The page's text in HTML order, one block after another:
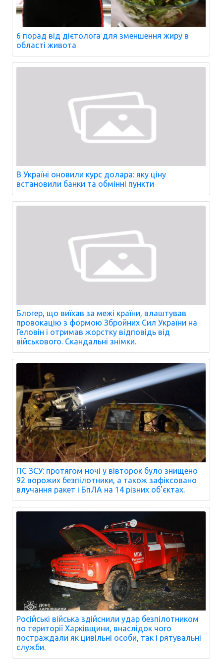
6 порад від дієтолога для зменшення жиру в
області живота
В Україні оновили курс долара: яку ціну
встановили банки та обмінні пункти
Блогер, що виїхав за межі країни, влаштував
провокацію з формою Збройних Сил України на
Геловін і отримав жорстку відповідь від
військового. Скандальні знімки.
ПС ЗСУ: протягом ночі у вівторок було знищено
92 ворожих безпілотники, а також зафіксовано
влучання ракет і БпЛА на 14 різних об'єктах.
Російські війська здійснили удар безпілотником
по території Харківщини, внаслідок чого
постраждали як цивільні особи, так і рятувальні
служби.